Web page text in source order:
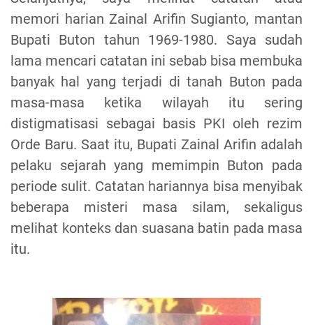
memori harian Zainal Arifin Sugianto, mantan
Bupati Buton tahun 1969-1980. Saya sudah
lama mencari catatan ini sebab bisa membuka
banyak hal yang terjadi di tanah Buton pada
masa-masa ketika wilayah itu sering
distigmatisasi sebagai basis PKI oleh rezim
Orde Baru. Saat itu, Bupati Zainal Arifin adalah
pelaku sejarah yang memimpin Buton pada
periode sulit. Catatan hariannya bisa menyibak
beberapa misteri masa silam, sekaligus
melihat konteks dan suasana batin pada masa
itu.